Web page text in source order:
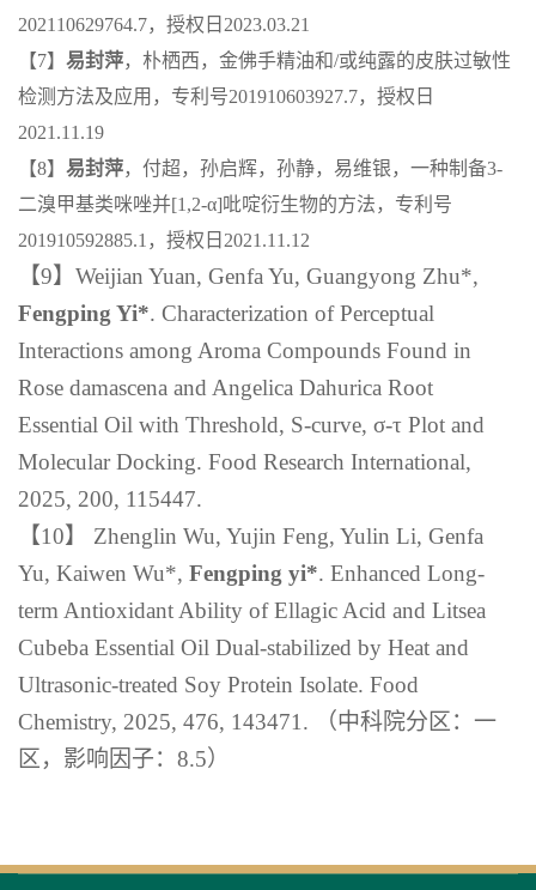
202110629764.7，授权日2023.03.21
【7】 易封萍，朴栖西，金佛手精油和/或纯露的皮肤过敏性
检测方法及应用，专利号201910603927.7，授权日
2021.11.19
【8】 易封萍，付超，孙启辉，孙静，易维银，一种制备3-
二溴甲基类咪唑并[1,2-α]吡啶衍生物的方法，专利号
201910592885.1，授权日2021.11.12
【9】Weijian Yuan, Genfa Yu, Guangyong Zhu*,
Fengping Yi*. Characterization of Perceptual
Interactions among Aroma Compounds Found in
Rose damascena and Angelica Dahurica Root
Essential Oil with Threshold, S-curve, σ-τ Plot and
Molecular Docking. Food Research International,
2025, 200, 115447.
【10】 Zhenglin Wu, Yujin Feng, Yulin Li, Genfa
Yu, Kaiwen Wu*, Fengping yi*. Enhanced Long-
term Antioxidant Ability of Ellagic Acid and Litsea
Cubeba Essential Oil Dual-stabilized by Heat and
Ultrasonic-treated Soy Protein Isolate. Food
Chemistry, 2025, 476, 143471.
（中科院分区：一
区，影响因子： 8.5）